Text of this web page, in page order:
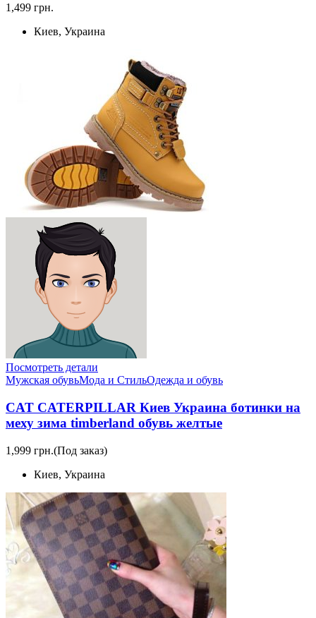
1,499 грн.
Киев, Украина
Посмотреть детали
Мужская обувьМода и СтильОдежда и обувь
CAT CATERPILLAR Киев Украина ботинки на
меху зима timberland обувь желтые
1,999 грн.(Под заказ)
Киев, Украина